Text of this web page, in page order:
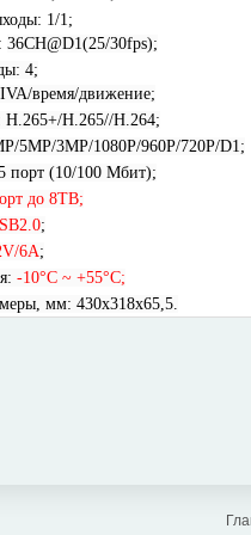
1/1;
36CH@D1(25/30fps);
4;
время/движение;
H.265+/H.265//H.264;
5MP/3MP/1080P/960P/720P/D1;
порт (10/100 Мбит);
до 8TB;
;
6A;
-10°C ~ +55°C;
мм: 430х318х65,5.